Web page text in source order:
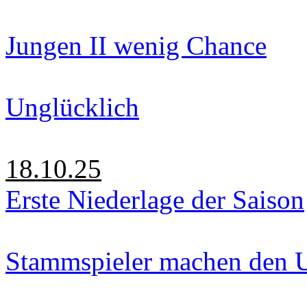
Jungen II wenig Chance
Unglücklich
18.10.25
Erste Niederlage der Saison
Stammspieler machen den